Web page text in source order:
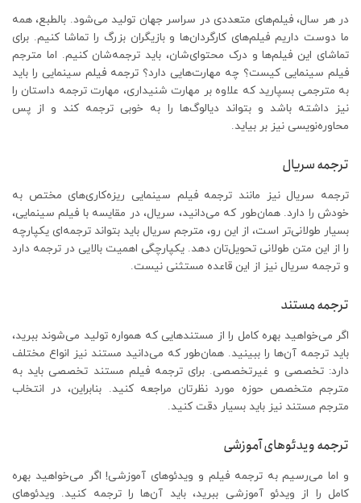
در هر سال، فیلم‌های متعددی در سراسر جهان تولید می‌شود. بالطبع، همه
ما دوست داریم فیلم‌های کارگردان‌ها و بازیگران بزرگ را تماشا کنیم. برای
تماشای این فیلم‌ها و درک محتوای‌شان، باید ترجمه‌شان کنیم. اما مترجم
فیلم سینمایی کیست؟ چه مهارت‌هایی دارد؟ ترجمه فیلم سینمایی را باید
به مترجمی بسپارید که علاوه بر مهارت شنیداری، مهارت ترجمه داستان را
نیز داشته باشد و بتواند دیالوگ‌ها را به خوبی ترجمه کند و از پس
محاوره‌نویسی نیز بر بیاید.
ترجمه سریال
ترجمه سریال نیز مانند ترجمه فیلم سینمایی ریزه‌کاری‌های مختص به
خودش را دارد. همان‌طور که می‌دانید، سریال، در مقایسه با فیلم سینمایی،
بسیار طولانی‌تر است، از این رو، مترجم سریال باید بتواند ترجمه‌ای یکپارچه
را از این متن طولانی تحویل‌تان دهد. یکپارچگی اهمیت بالایی در ترجمه دارد
و ترجمه سریال نیز از این قاعده مستثنی نیست.
ترجمه مستند
اگر می‌خواهید بهره کامل را از مستندهایی که همواره تولید می‌شوند ببرید،
باید ترجمه آن‌ها را ببینید. همان‌طور که می‌دانید مستند نیز انواع مختلف
دارد: تخصصی و غیرتخصصی. برای ترجمه فیلم مستند تخصصی باید به
مترجم متخصص حوزه مورد نظرتان مراجعه کنید. بنابراین، در انتخاب
مترجم مستند نیز باید بسیار دقت کنید.
ترجمه ویدئوهای آموزشی
و اما می‌رسیم به ترجمه فیلم و ویدئوهای آموزشی! اگر می‌خواهید بهره
کامل را از ویدئو آموزشی ببرید، باید آن‌ها را ترجمه کنید. ویدئوهای